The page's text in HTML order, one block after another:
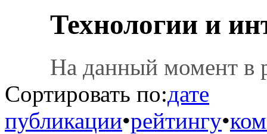
Технологии и
На данный момент в
Сортировать по:дате
публикации•рейтингу•